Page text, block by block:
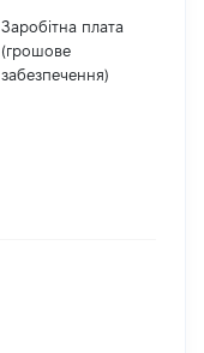
Заробітна плата
(грошове
забезпечення)